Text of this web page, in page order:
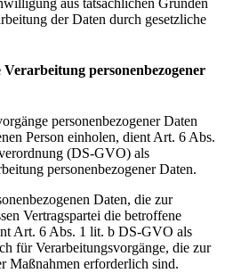
der Daten durch gesetzliche
personenbezogener
personenbezogener Daten
Person einholen, dient Art. 6 Abs.
(DS-GVO) als
personenbezogener Daten.
Daten, die zur
Vertragspartei die betroffene
Art. 6 Abs. 1 lit. b DS-GVO als
für Verarbeitungsvorgänge, die zur
Maßnahmen erforderlich sind.